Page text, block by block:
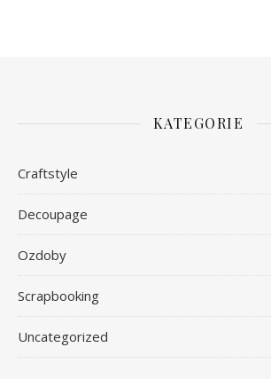
KATEGORIE
Craftstyle
Decoupage
Ozdoby
Scrapbooking
Uncategorized